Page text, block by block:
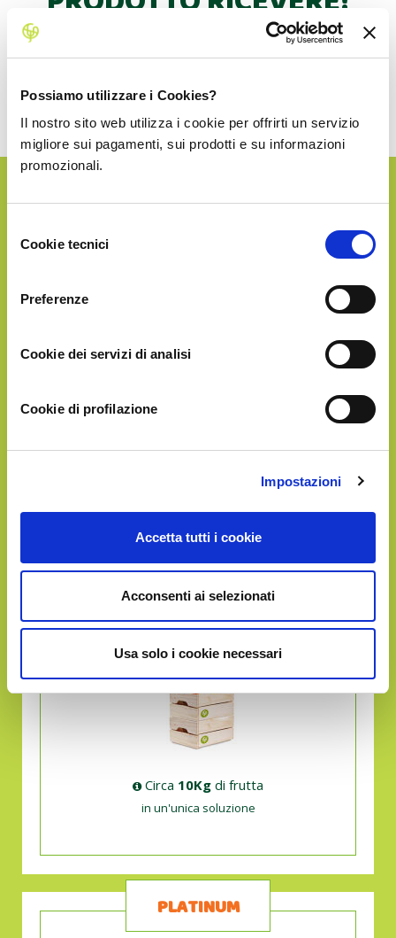
Possiamo utilizzare i Cookies?
Il nostro sito web utilizza i cookie per offrirti un servizio
migliore sui pagamenti, sui prodotti e su informazioni
promozionali.
delCookie tecnici
Preferenze
Cookie dei servizi di analisi
Cookie di profilazione
Impostazioni
Accetta tutti i cookie
Acconsenti ai selezionati
Usa solo i cookie necessari
Dopo la prima consegna potrai fare altri acquisti con
La spedizione in Italia è sempre inclusa!
GOLD
Circa 10Kg di frutta
in un'unica soluzione
PLATINUM